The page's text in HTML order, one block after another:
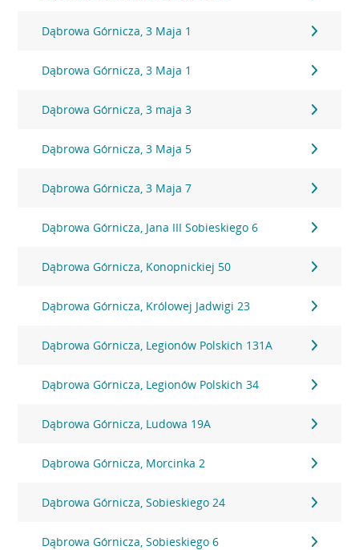
Dąbrowa Górnicza, 3 Maja 1
Dąbrowa Górnicza, 3 Maja 1
Dąbrowa Górnicza, 3 maja 3
Dąbrowa Górnicza, 3 Maja 5
Dąbrowa Górnicza, 3 Maja 7
Dąbrowa Górnicza, Jana III Sobieskiego 6
Dąbrowa Górnicza, Konopnickiej 50
Dąbrowa Górnicza, Królowej Jadwigi 23
Dąbrowa Górnicza, Legionów Polskich 131A
Dąbrowa Górnicza, Legionów Polskich 34
Dąbrowa Górnicza, Ludowa 19A
Dąbrowa Górnicza, Morcinka 2
Dąbrowa Górnicza, Sobieskiego 24
Dąbrowa Górnicza, Sobieskiego 6